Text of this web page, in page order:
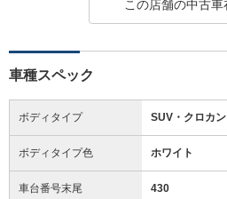
この店舗の中古
車種スペック
ボディタイプ SUV・クロカン
ボディタイプ色 ホワイト
車台番号末尾 430